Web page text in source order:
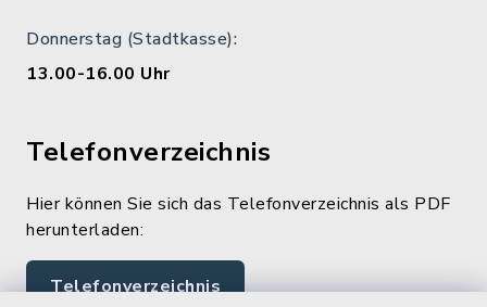
Donnerstag (Stadtkasse):
13.00-16.00 Uhr
Telefonverzeichnis
Hier können Sie sich das Telefonverzeichnis als PDF
herunterladen:
Telefonverzeichnis